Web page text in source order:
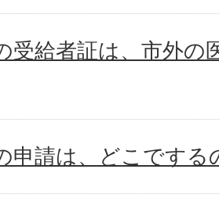
受給者証は、市外の
申請は、どこでする